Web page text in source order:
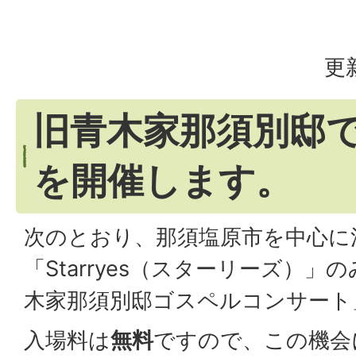
更
旧青木家那須別邸
を開催します。
次のとおり、那須塩原市を中心
「Starryes（スターリーズ）」
木家那須別邸ゴスペルコンサー
入場料は無料ですので、この機